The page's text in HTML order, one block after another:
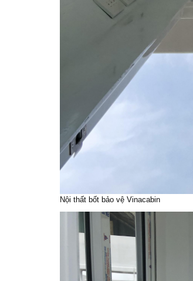
Nội thất bốt bảo vệ Vinacabin